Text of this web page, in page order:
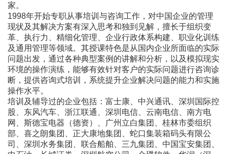
家。
1998年开始专职从事培训与咨询工作，对中国企业的管理
现状及其解决方案有深入思考和独到见解，擅长于组织变
革、执行力、精细化管理、企业行政体系构建、职业化训练
及通用管理等领域。其授课特色是从国内企业所面临的实际
问题出发，通过各种典型案例的讲解和分析，以及模拟现实
环境的操作演练，能够有效针对客户的实际问题进行咨询诊
断，提供咨询式培训，系统提升企业解决问题的能力和实施
操作水平。
培训及辅导过的企业包括：富士康、中兴通讯、深圳国际控
股、东风汽车、浙江联通、深圳电信、云南电信、南方电
网、斯德宝电器（德资）、广州立白集团、桂林市委组织
部、喜之朗集团、正大康地集团、蛇口集装箱码头有限公
司、深圳水务集团、联合船舶、三九集团、中国宝安集团、